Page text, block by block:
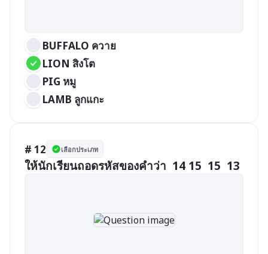
BUFFALO ควาย
LION สิงโต
PIG หมู
LAMB ลูกแกะ
# 12 เลือกประเภท
ให้นักเรียนถอดรหัสของคำว่า  14 15  15  13